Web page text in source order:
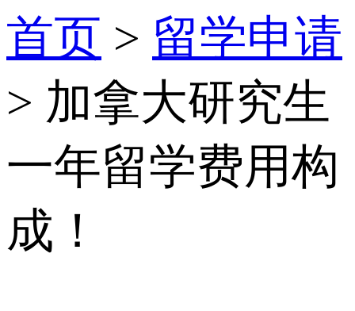
首页 > 留学申请
> 加拿大研究生
一年留学费用构
成！